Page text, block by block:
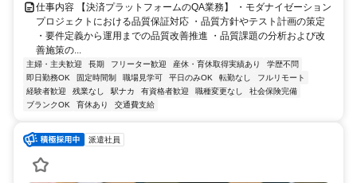
仕事内容 【決済プラットフォームのQA業務】 ・モダナイゼーション
プロジェクトにおける品質保証対応 ・品質方針やテスト計画の策定
・要件定義から運用までの品質改善推進 ・品質課題の分析および改
善施策の...
主婦・主夫歓迎 長期 フリーター歓迎 産休・育休取得実績あり
学歴不問
即日勤務OK
固定時間制 職場見学可 平日のみOK 転勤なし
フルリモート
経験者歓迎
残業なし 駅ナカ 有資格者歓迎 職種変更なし
社会保険完備
ブランクOK
育休あり 交通費支給
派遣社員